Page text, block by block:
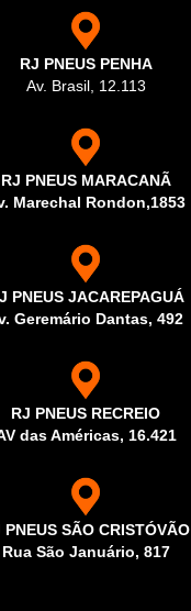
RJ PNEUS PENHA
Av. Brasil, 12.113
RJ PNEUS MARACANÃ
Marechal Rondon,1853
PNEUS JACAREPAGUÁ
Geremário Dantas, 492
RJ PNEUS RECREIO
das Américas, 16.421
PNEUS SÃO CRISTÓVÃO
Rua São Januário, 817